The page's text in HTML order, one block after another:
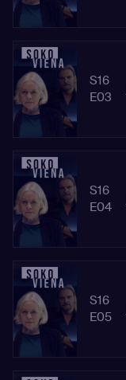
S16
E03
S16
E04
S16
E05